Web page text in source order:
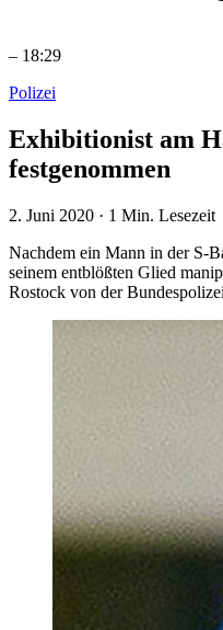
– 18:29
Polizei
Exhibitionist am
festgenommen
2. Juni 2020 · 1 Min. Lesezeit
Nachdem ein Mann in der S-
seinem entblößten Glied
Rostock von der